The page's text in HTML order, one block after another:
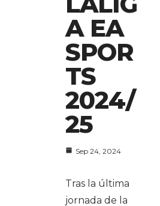
A EA
SPOR
TS
2024/
25
Sep 24, 2024
Tras la última
jornada de la